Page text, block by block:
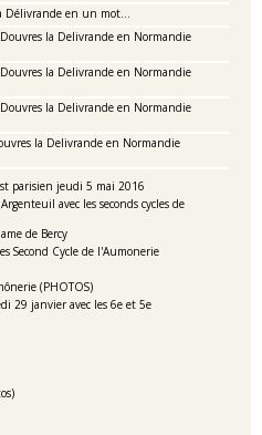
Délivrande en un mot...
la Delivrande en Normandie
la Delivrande en Normandie
la Delivrande en Normandie
la Delivrande en Normandie
parisien jeudi 5 mai 2016
avec les seconds cycles de
de Bercy
Second Cycle de l'Aumonerie
(PHOTOS)
29 janvier avec les 6e et 5e